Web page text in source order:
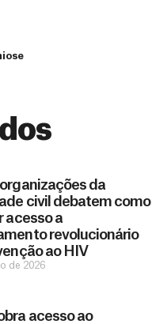
organizações da
civil debatem como
acesso a
revolucionário
ao HIV
de 2026
acesso ao